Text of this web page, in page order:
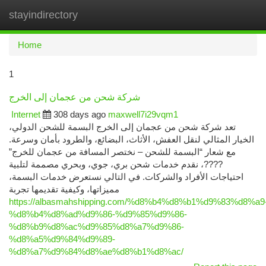
stayindirectory
Home
1
شركة شحن من عجمان إلى الخرج
Internet
308 days ago maxwell7i29vqm1
تعد شركة شحن من عجمان إلى الخرج البسمة للشحن الدولي،
الخيار المثالي لنقل العفش، الأثاث، البضائع، والطرود بأمان وسرعة.
مع شعار “البسمة للشحن – نختصر المسافة من عجمان للخرج”
????، نقدم خدمات شحن بري، جوي، وبحري مصممة لتلبية
احتياجات الأفراد والشركات. في التالي نستعرض خدمات البسمة،
مميزاتها، وكيفية تقديمها تجربة
https://albasmahshipping.com/
%d8%b4%d8%ad%d9%86-%d9%85%d9%86-
%d8%b9%d8%ac%d9%85%d8%a7%d9%86-
%d8%a5%d9%84%d9%89-
%d8%a7%d9%84%d8%ae%d8%b1%d8%ac/